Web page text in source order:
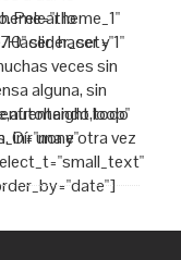
Pelear lo
Hacer, hacer y
veces sin
alguna, sin
todo
Oír una y otra vez
slider_set="1"